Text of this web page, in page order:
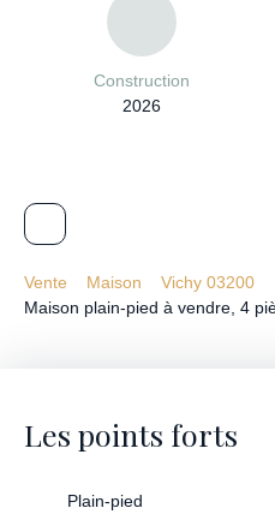
Construction
2026
Vente Maison
Vichy 03200
Maison plain-pied à vendre, 4
Les points forts
Plain-pied